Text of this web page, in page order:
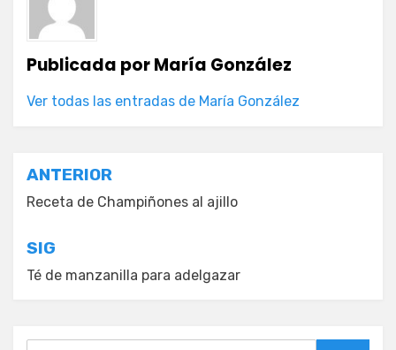
Publicada porMaría González
Ver todas las entradas de María González
Navegación
de
entradas
ANTERIOR
Receta de Champiñones al ajillo
SIG
Té de manzanilla para adelgazar